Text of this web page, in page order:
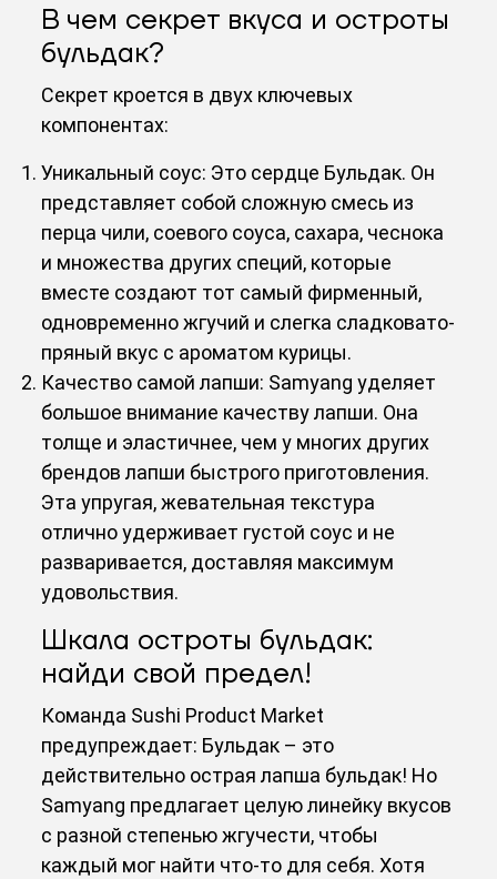
В чем секрет вкуса и остроты
бульдак?
Секрет кроется в двух ключевых
компонентах:
Уникальный соус: Это сердце Бульдак. Он
представляет собой сложную смесь из
перца чили, соевого соуса, сахара, чеснока
и множества других специй, которые
вместе создают тот самый фирменный,
одновременно жгучий и слегка сладковато-
пряный вкус с ароматом курицы.
Качество самой лапши: Samyang уделяет
большое внимание качеству лапши. Она
толще и эластичнее, чем у многих других
брендов лапши быстрого приготовления.
Эта упругая, жевательная текстура
отлично удерживает густой соус и не
разваривается, доставляя максимум
удовольствия.
Шкала остроты бульдак:
найди свой предел!
Команда Sushi Product Market
предупреждает: Бульдак – это
действительно острая лапша бульдак! Но
Samyang предлагает целую линейку вкусов
с разной степенью жгучести, чтобы
каждый мог найти что-то для себя. Хотя